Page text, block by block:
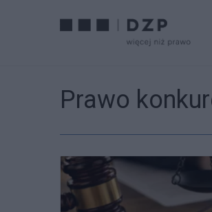
Prawo